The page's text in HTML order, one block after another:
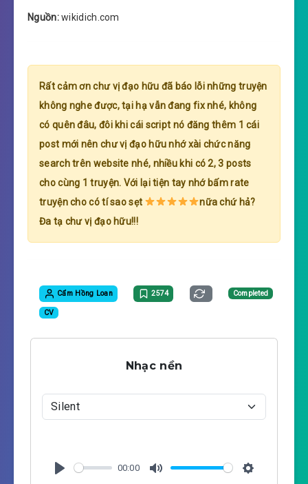
Nguồn:wikidich.com
Rất cảm ơn chư vị đạo hữu đã báo lỗi những truyện
không nghe được, tại hạ vẫn đang fix nhé, không
có quên đâu, đôi khi cái script nó đăng thêm 1 cái
post mới nên chư vị đạo hữu nhớ xài chức năng
search trên website nhé, nhiều khi có 2, 3 posts
cho cùng 1 truyện. Với lại tiện tay nhớ bấm rate
truyện cho có tí sao sẹt
nữa chứ hả?
Đa tạ chư vị đạo hữu!!!
Cẩm Hồng Loan 2574 Completed
CV
Nhạc nền
00:00